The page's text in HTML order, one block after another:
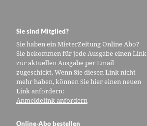
Sie sind Mitglied?
Sie haben ein MieterZeitung Online Abo?
Sie bekommen für jede Ausgabe einen Link
zur aktuellen Ausgabe per Email
zugeschickt. Wenn Sie diesen Link nicht
mehr haben, können Sie hier einen neuen
Link anfordern:
Anmeldelink anfordern
Online-Abo bestellen